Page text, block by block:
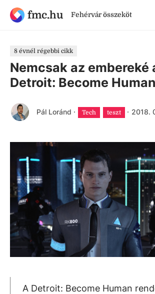
fmc.hu Fehérvár összeköt
8 évnél régebbi cikk
Nemcsak az embereké
Detroit: Become
Pál Loránd · Tech teszt · 2018.
A Detroit: Become Human